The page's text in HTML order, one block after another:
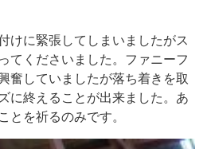
けに緊張してしまいましたがス
てくださいました。ファニーフ
奮していましたが落ち着きを取
に終えることが出来ました。あ
とを祈るのみです。